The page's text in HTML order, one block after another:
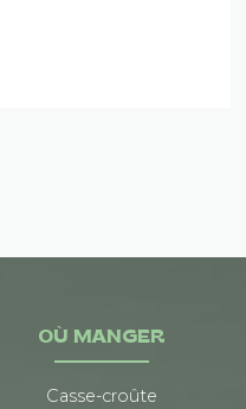
OÙ MANGER
Casse-croûte